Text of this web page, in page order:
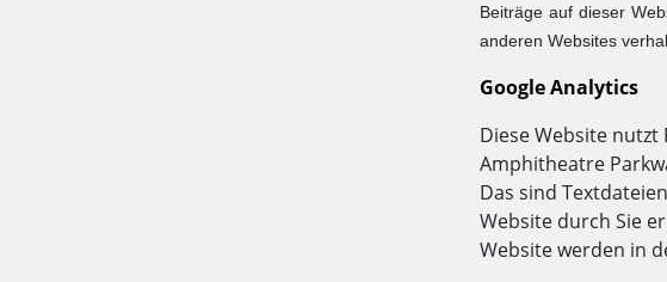
Beiträge auf dieser
anderen Websites
Google Analytics
Diese Website nutzt
Amphitheatre
Das sind
Website durch Sie
Website werden in